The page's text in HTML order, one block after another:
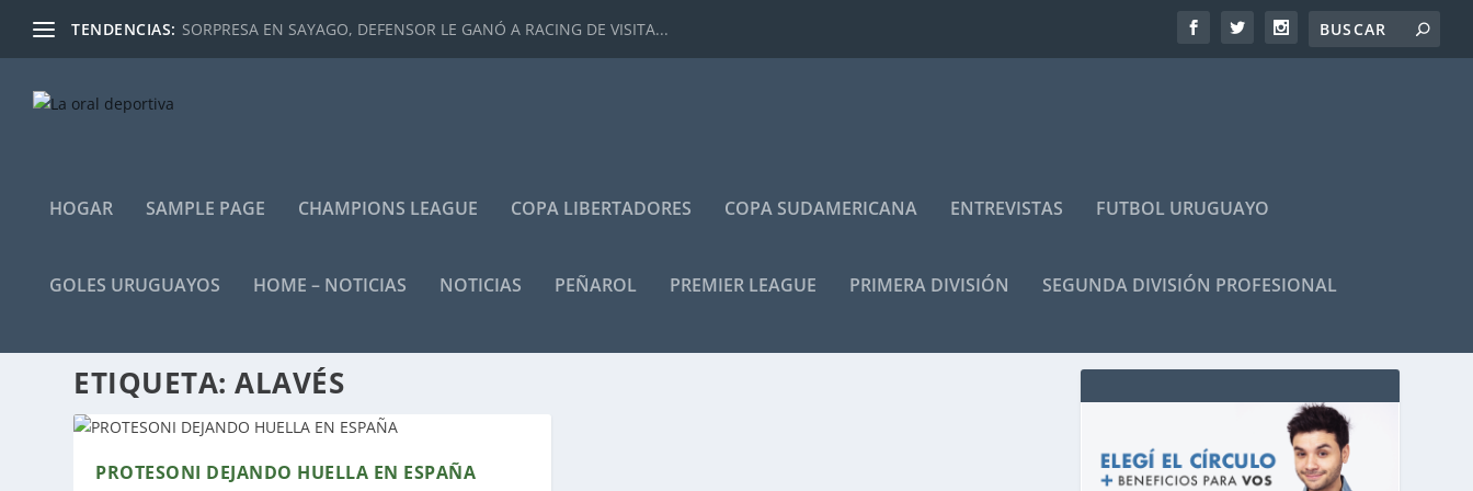
TENDENCIAS: SORPRESA EN SAYAGO, DEFENSOR LE GANÓ A RACING DE VISITA...
HOGAR SAMPLE PAGE CHAMPIONS LEAGUE COPA LIBERTADORES COPA SUDAMERICANA ENTREVISTAS FUTBOL URUGUAYO
GOLES URUGUAYOS HOME – NOTICIAS NOTICIAS PEÑAROL PREMIER LEAGUE PRIMERA DIVISIÓN SEGUNDA DIVISIÓN PROFESIONAL
ETIQUETA:ALAVÉS
PROTESONI DEJANDO HUELLA EN ESPAÑA